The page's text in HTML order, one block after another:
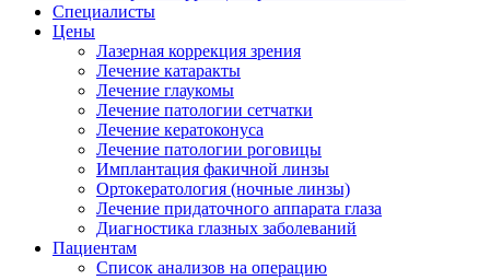
Специалисты
Цены
Лазерная коррекция зрения
Лечение катаракты
Лечение глаукомы
Лечение патологии сетчатки
Лечение кератоконуса
Лечение патологии роговицы
Имплантация факичной линзы
Ортокератология (ночные линзы)
Лечение придаточного аппарата глаза
Диагностика глазных заболеваний
Пациентам
Список анализов на операцию